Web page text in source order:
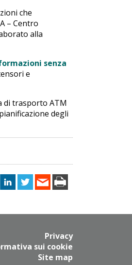
che
– Centro
alla
senza
e
di trasporto ATM
degli
Privacy
sui cookie
Site map